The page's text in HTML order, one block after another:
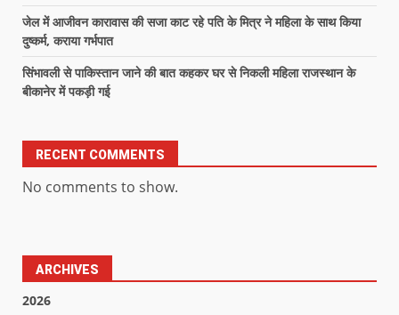
जेल में आजीवन कारावास की सजा काट रहे पति के मित्र ने महिला के साथ किया
दुष्कर्म, कराया गर्भपात
सिंभावली से पाकिस्तान जाने की बात कहकर घर से निकली महिला राजस्थान के
बीकानेर में पकड़ी गई
RECENT COMMENTS
No comments to show.
ARCHIVES
2026